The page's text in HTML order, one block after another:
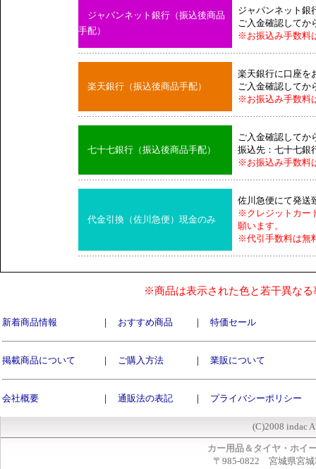
ジャパンネット銀行（振込後商品
手配）
ジャパンネット銀
ご入金確認してか
※お振込み手数料
楽天銀行（振込後商品手配）
楽天銀行に口座を
ご入金確認してか
※お振込み手数料
七十七銀行（振込後商品手配）
ご入金確認してか
振込先：七十七銀
※お振込み手数料
代金引換（佐川急便）現金のみ
佐川急便にて発送
※クレジットカー
願います。
※代引手数料は無
※商品は表示された色と若干異な
新着商品情報 ｜ おすすめ商品 ｜ 特価セール
掲載商品について ｜ ご購入方法 ｜ 業販について
会社概要 ｜ 通販法の表記 ｜ プライバシーポリシー
(C)2008 indac
カー用品＆タイヤ・ホイ
〒985-0822 宮城県宮城